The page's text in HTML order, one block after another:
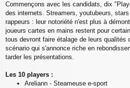
Commençons avec les candidats, dix
des internets. Streamers, youtubeurs,
rappeurs : leur notoriété n'est plus à
joueurs cartes en mains restent pour
tous devront faire étalage de leurs qualités
scénario qui s'annonce riche en
tarder les présentations.
Les 10 players :
Areliann - Steameuse e-sport